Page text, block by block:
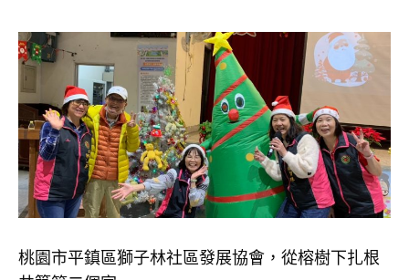
桃園市平鎮區獅子林社區發展協會，從榕樹下扎根